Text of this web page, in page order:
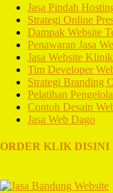
Jasa Pindah
Strategi Online
Dampak Website
Penawaran Jasa
Jasa Website
Tim Developer
Strategi Branding
Pelatihan
Contoh Desain
Jasa Web Dago
ORDER KLIK DISINI